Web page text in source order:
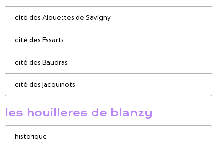
cité des Alouettes de Savigny
cité des Essarts
cité des Baudras
cité des Jacquinots
les houilleres de blanzy
historique